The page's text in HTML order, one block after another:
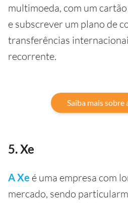
multimoeda, com um
e subscrever um plano de
transferências
recorrente.
Saiba mais sobre
5. Xe
A Xe é uma empresa com
mercado, sendo